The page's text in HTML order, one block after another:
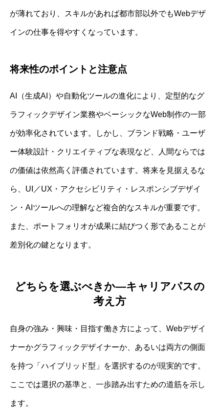
が薄れており、スキルがあれば都市部以外でもWebデザ
インの仕事を得やすくなっています。
将来性のポイントと注意点
AI（生成AI）や自動化ツールの進化により、定型的なグ
ラフィックデザイン業務やベーシックなWeb制作の一部
が効率化されています。しかし、ブランド戦略・ユーザ
ー体験設計・クリエイティブな表現など、人間ならでは
の価値は依然高く評価されています。将来を見据えるな
ら、UI／UX・アクセシビリティ・レスポンシブデザイ
ン・AIツールへの理解など複合的なスキルが重要です。
また、ポートフォリオが成果に結びつく形であることが
差別化の鍵となります。
どちらを選ぶべきか—キャリアパスの
考え方
自身の強み・興味・目指す働き方によって、Webデザイ
ナーかグラフィックデザイナーか、あるいは両方の側面
を持つ「ハイブリッド型」を選択するのが現実的です。
ここでは選択の基準と、一歩踏み出すための道筋を示し
ます。